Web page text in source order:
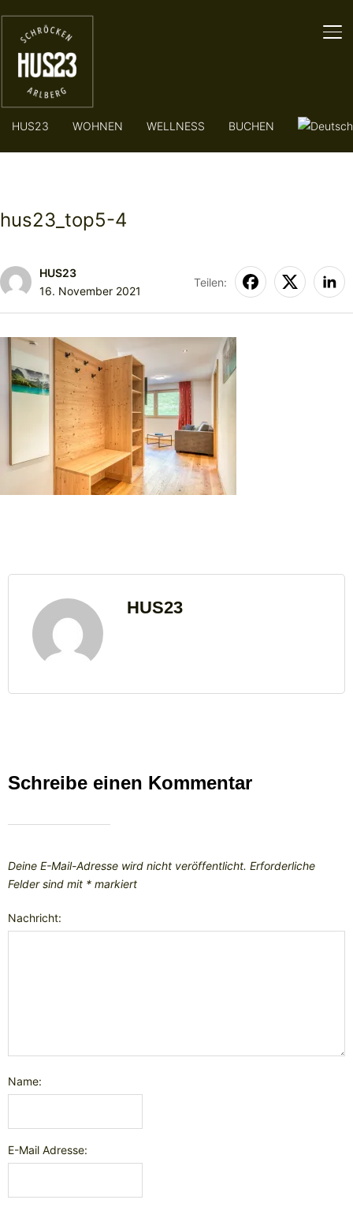
HUS23 WOHNEN WELLNESS BUCHEN
hus23_top5-4
HUS23
16. November 2021
Teilen:
HUS23
Schreibe einen Kommentar
Deine E-Mail-Adresse wird nicht veröffentlicht. Erforderliche
Felder sind mit * markiert
Nachricht:
Name:
E-Mail Adresse: